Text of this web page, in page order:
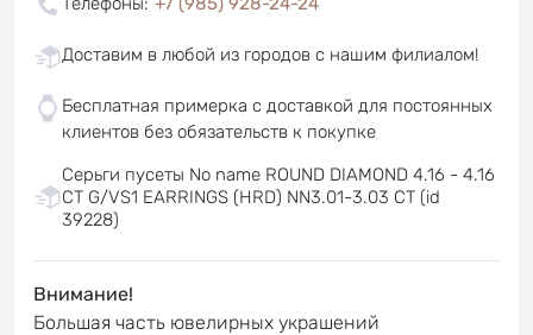
Доставим в любой из городов с нашим филиалом!
Бесплатная примерка с доставкой для постоянных
клиентов без обязательств к покупке
Серьги пусеты No name ROUND DIAMOND 4.16 - 4.16
CT G/VS1 EARRINGS (HRD) NN3.01-3.03 CT (id
39228)
Внимание!
Большая часть ювелирных украшений